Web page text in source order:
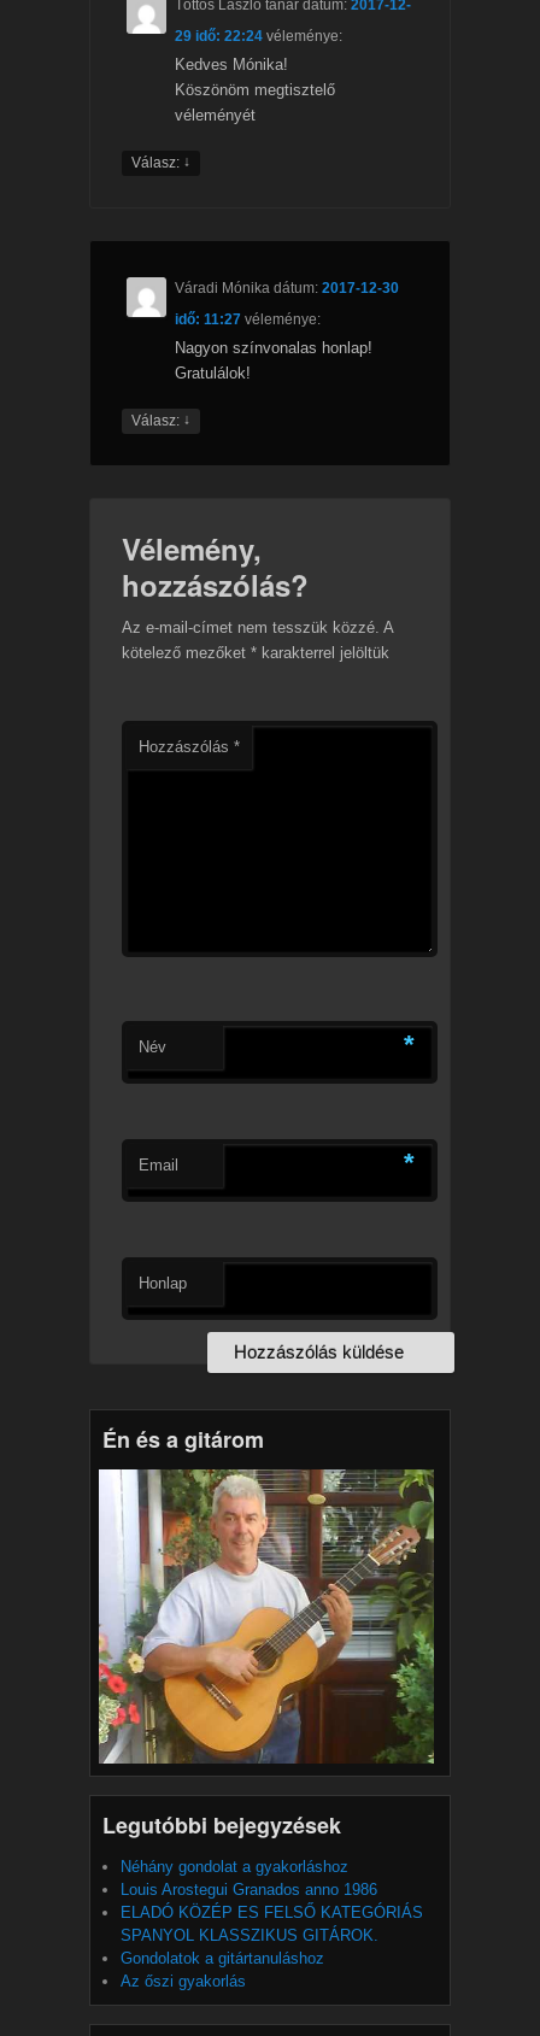
Töttös László tanár dátum:2017-12-
29 idő: 22:24 véleménye:
Kedves Mónika!
Köszönöm megtisztelő
véleményét
Válasz: ↓
Váradi Mónika dátum:2017-12-30
idő: 11:27 véleménye:
Nagyon színvonalas honlap!
Gratulálok!
Válasz: ↓
Vélemény,
hozzászólás?
Az e-mail-címet nem tesszük közzé. A
kötelező mezőket * karakterrel jelöltük
Hozzászólás *
Név *
Email *
Honlap
Én és a gitárom
Legutóbbi bejegyzések
Néhány gondolat a gyakorláshoz
Louis Arostegui Granados anno 1986
ELADÓ KÖZÉP ES FELSŐ KATEGÓRIÁS
SPANYOL KLASSZIKUS GITÁROK.
Gondolatok a gitártanuláshoz
Az őszi gyakorlás